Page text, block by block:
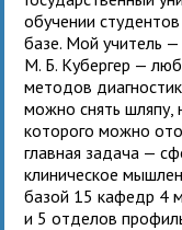
обучении
базе. Мой учитель
М. Б. Кубергер —
методов
можно снять шляпу,
которого можно
главная задача —
клиническое
базой 15 кафедр 4
и 5 отделов